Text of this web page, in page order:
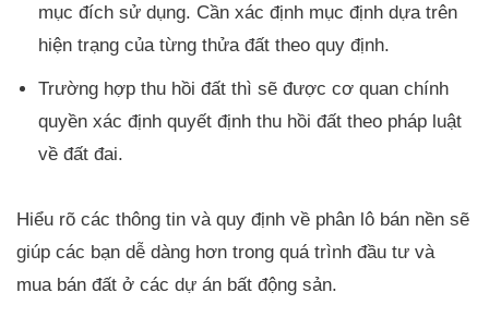
mục đích sử dụng. Cần xác định mục định dựa trên
hiện trạng của từng thửa đất theo quy định.
Trường hợp thu hồi đất thì sẽ được cơ quan chính
quyền xác định quyết định thu hồi đất theo pháp luật
về đất đai.
Hiểu rõ các thông tin và quy định về phân lô bán nền sẽ
giúp các bạn dễ dàng hơn trong quá trình đầu tư và
mua bán đất ở các dự án bất động sản.